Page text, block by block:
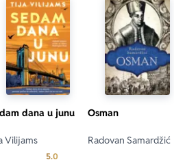
dana u junu
Vilijams
5.0
Osman
Radovan Samardžić